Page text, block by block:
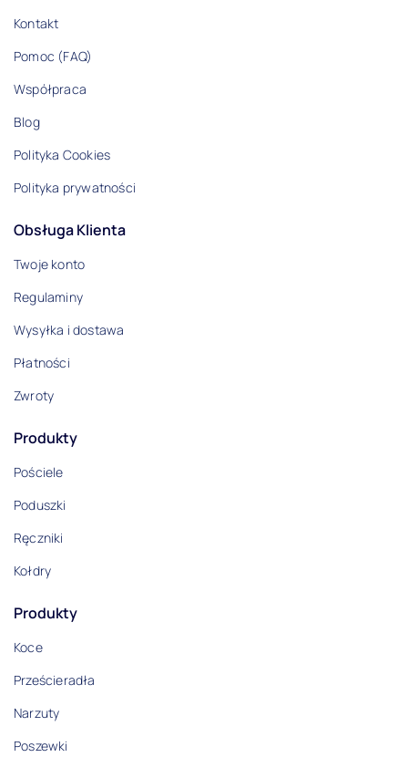
Kontakt
Pomoc (FAQ)
Współpraca
Blog
Polityka Cookies
Polityka prywatności
Obsługa Klienta
Twoje konto
Regulaminy
Wysyłka i dostawa
Płatności
Zwroty
Produkty
Pościele
Poduszki
Ręczniki
Kołdry
Produkty
Koce
Prześcieradła
Narzuty
Poszewki